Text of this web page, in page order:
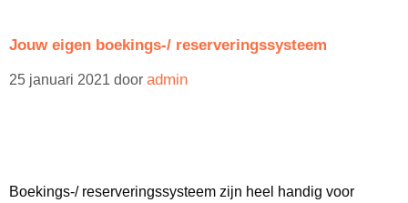
Jouw eigen boekings-/ reserveringssysteem
25 januari 2021 door admin
Boekings-/ reserveringssysteem zijn heel handig voor